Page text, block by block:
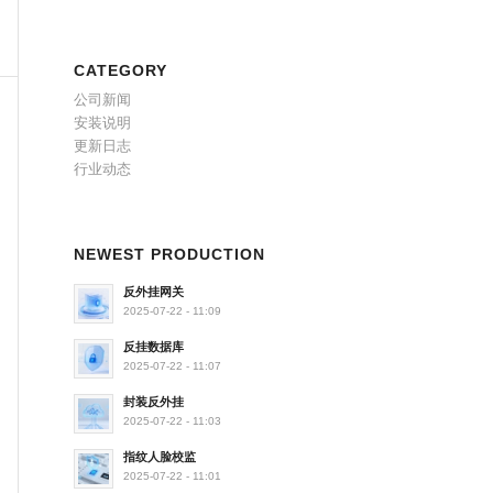
CATEGORY
公司新闻
安装说明
更新日志
行业动态
NEWEST PRODUCTION
反外挂网关
2025-07-22 - 11:09
反挂数据库
2025-07-22 - 11:07
封装反外挂
2025-07-22 - 11:03
指纹人脸校监
2025-07-22 - 11:01